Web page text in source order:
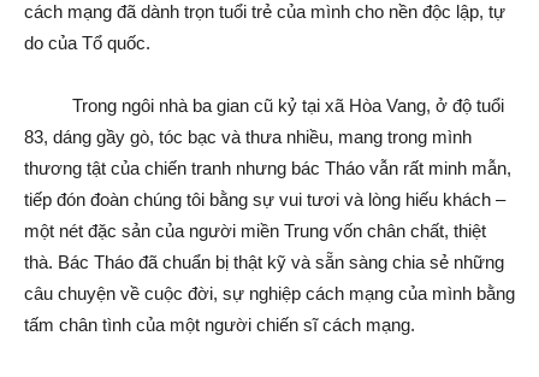
cách mạng đã dành trọn tuổi trẻ của mình cho nền độc lập, tự
do của Tổ quốc.
Trong ngôi nhà ba gian cũ kỷ tại xã Hòa Vang, ở độ tuổi
83, dáng gầy gò, tóc bạc và thưa nhiều, mang trong mình
thương tật của chiến tranh nhưng bác Tháo vẫn rất minh mẫn,
tiếp đón đoàn chúng tôi bằng sự vui tươi và lòng hiếu khách –
một nét đặc sản của người miền Trung vốn chân chất, thiệt
thà. Bác Tháo đã chuẩn bị thật kỹ và sẵn sàng chia sẻ những
câu chuyện về cuộc đời, sự nghiệp cách mạng của mình bằng
tấm chân tình của một người chiến sĩ cách mạng.